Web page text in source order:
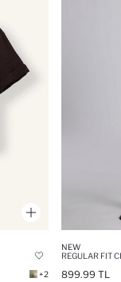
+2
NEW
REGULAR FIT
899.99 TL